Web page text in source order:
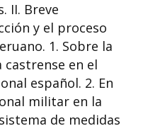
II. Breve
y el proceso
1. Sobre la
castrense en el
español. 2. En
militar en la
de medidas